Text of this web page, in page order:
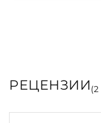
РЕЦЕНЗИИ(2